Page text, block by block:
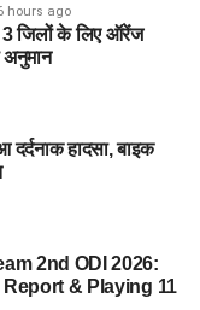
hours ago
3 जिलों के लिए ऑरेंज
अनुमान
हादसा, बाइक
2nd ODI 2026:
& Playing 11